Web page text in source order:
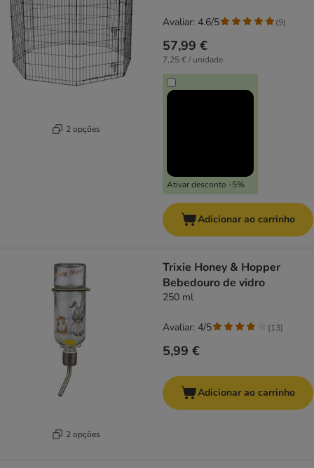
2 opções
57,99 €
7,25 € / unidade
Ativar desconto -5%
Avaliar: 4.6/5 (9)
Adicionar ao carrinho
2 opções
Trixie Honey & Hopper
Bebedouro de vidro
250 ml
5,99 €
Avaliar: 4/5 (13)
Adicionar ao carrinho